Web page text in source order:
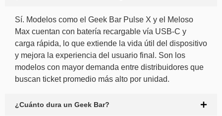
Sí. Modelos como el Geek Bar Pulse X y el Meloso
Max cuentan con batería recargable vía USB-C y
carga rápida, lo que extiende la vida útil del dispositivo
y mejora la experiencia del usuario final. Son los
modelos con mayor demanda entre distribuidores que
buscan ticket promedio más alto por unidad.
¿Cuánto dura un Geek Bar?